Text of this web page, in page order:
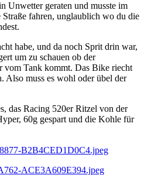
Unwetter geraten und musste im
Straße fahren, unglaublich wo du die
habe, und da noch Sprit drin war,
um zu schauen ob der
vom Tank kommt. Das Bike riecht
Also muss es wohl oder übel der
das Racing 520er Ritzel von der
60g gespart und die Kohle für